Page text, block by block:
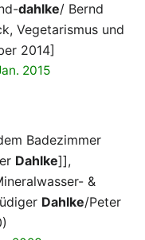
dahlke/ Bernd
Vegetarismus und
2014]
2015
Badezimmer
Dahlke]],
&
Dahlke/Peter